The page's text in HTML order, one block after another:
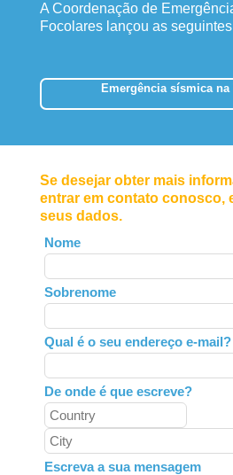
A Coordenação de
Focolares lançou as
Emergência sísmica na
Se desejar obter mais
entrar em contato conosco,
seus dados.
Leave
this
field
blank
Nome
Sobrenome
Qual é o seu endereço e-mail?
De onde é que escreve?
Escreva a sua mensagem